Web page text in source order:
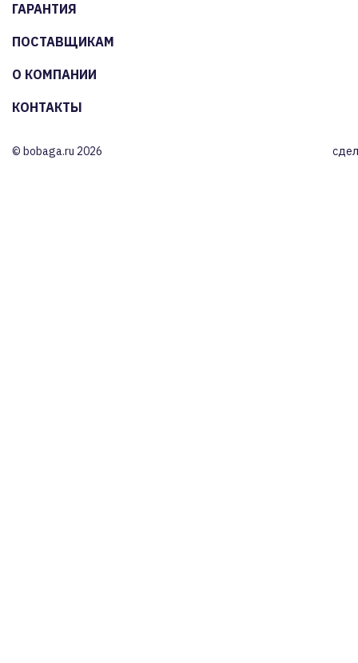
ГАРАНТИЯ
ПОСТАВЩИКАМ
О КОМПАНИИ
КОНТАКТЫ
© bobaga.ru 2026